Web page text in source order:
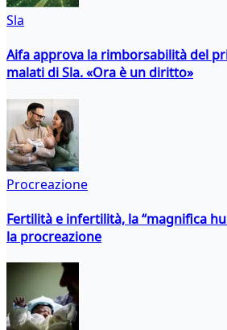
Sla
Aifa approva la rimborsabilità del
malati di Sla. «Ora è un diritto»
Procreazione
Fertilità e infertilità, la “magnifica
la procreazione